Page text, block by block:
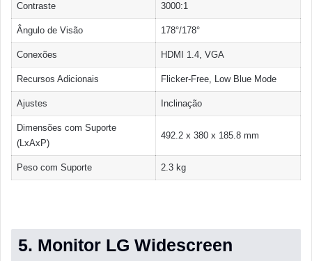
Contraste 3000:1
Ângulo de Visão 178°/178°
Conexões HDMI 1.4, VGA
Recursos Adicionais Flicker-Free, Low Blue Mode
Ajustes Inclinação
Dimensões com Suporte
(LxAxP)
492.2 x 380 x 185.8 mm
Peso com Suporte 2.3 kg
5. Monitor LG Widescreen